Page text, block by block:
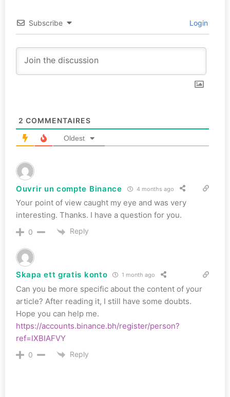
Subscribe Login
2 COMMENTAIRES
Oldest
Ouvrir un compte Binance 4 months ago
Your point of view caught my eye and was very
interesting. Thanks. I have a question for you.
0 Reply
Skapa ett gratis konto 1 month ago
Can you be more specific about the content of your
article? After reading it, I still have some doubts.
Hope you can help me.
https://accounts.binance.bh/register/person?
ref=IXBIAFVY
0 Reply